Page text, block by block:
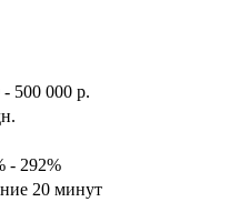
- 500 000 р.
- 292%
20 минут